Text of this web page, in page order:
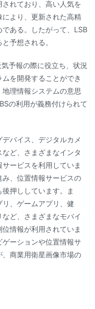
れており、高い人気を
より、更新された高精
ある。したがって、LSB
予想される。
予報の際に役立ち、状況
を開発することができ
理情報システムの意思
の利用が義務付けられて
バイス、デジタルカメ
ど、さまざまなインタ
ービスを利用していま
、位置情報サービスの
押ししています。ま
、ゲームアプリ、健
ど、さまざまなモバイ
情報が利用されていま
ーションや位置情報サ
商業用衛星画像市場の